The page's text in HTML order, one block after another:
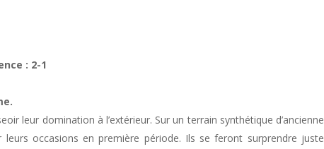
: 2-1
leur domination à l’extérieur. Sur un terrain synthétique d’ancienne
occasions en première période. Ils se feront surprendre juste